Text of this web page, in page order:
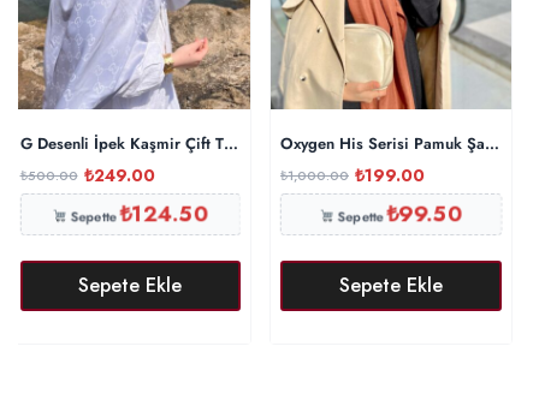
G Desenli İpek Kaşmir Çift Taraflı Şal 440344- Gümüş Gri
₺500.00 ₺249.00
Sepette₺124.50
Sepete Ekle
Oxygen His Serisi Pamuk Şal –
₺1,000.00 ₺199.00
Sepette₺99.50
Sepete Ekle